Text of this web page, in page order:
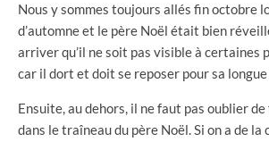
Nous y sommes toujours allés fin octobre
d’automne et le père Noël était bien
arriver qu’il ne soit pas visible à certaines
car il dort et doit se reposer pour sa
Ensuite, au dehors, il ne faut pas oublier
dans le traîneau du père Noël. Si on a de la